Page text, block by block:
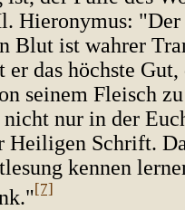
Hieronymus:
Blut ist wahrer
das höchste
seinem Fleisch
nur in der
Heiligen Schrift.
kennen
[7]